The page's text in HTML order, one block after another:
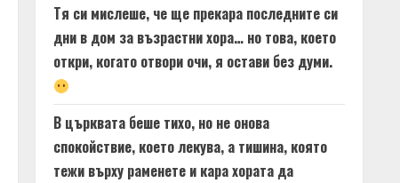
Тя си мислеше, че ще прекара последните си
дни в дом за възрастни хора… но това, което
откри, когато отвори очи, я остави без думи.
В църквата беше тихо, но не онова
спокойствие, което лекува, а тишина, която
тежи върху раменете и кара хората да